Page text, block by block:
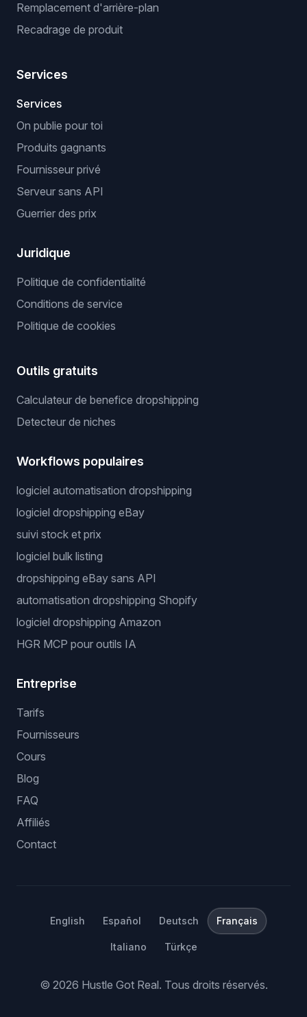
Remplacement d'arrière-plan
Recadrage de produit
Services
Services
On publie pour toi
Produits gagnants
Fournisseur privé
Serveur sans API
Guerrier des prix
Juridique
Politique de confidentialité
Conditions de service
Politique de cookies
Outils gratuits
Calculateur de benefice dropshipping
Detecteur de niches
Workflows populaires
logiciel automatisation dropshipping
logiciel dropshipping eBay
suivi stock et prix
logiciel bulk listing
dropshipping eBay sans API
automatisation dropshipping Shopify
logiciel dropshipping Amazon
HGR MCP pour outils IA
Entreprise
Tarifs
Fournisseurs
Cours
Blog
FAQ
Affiliés
Contact
English Español Deutsch Français
Italiano Türkçe
© 2026 Hustle Got Real. Tous droits réservés.